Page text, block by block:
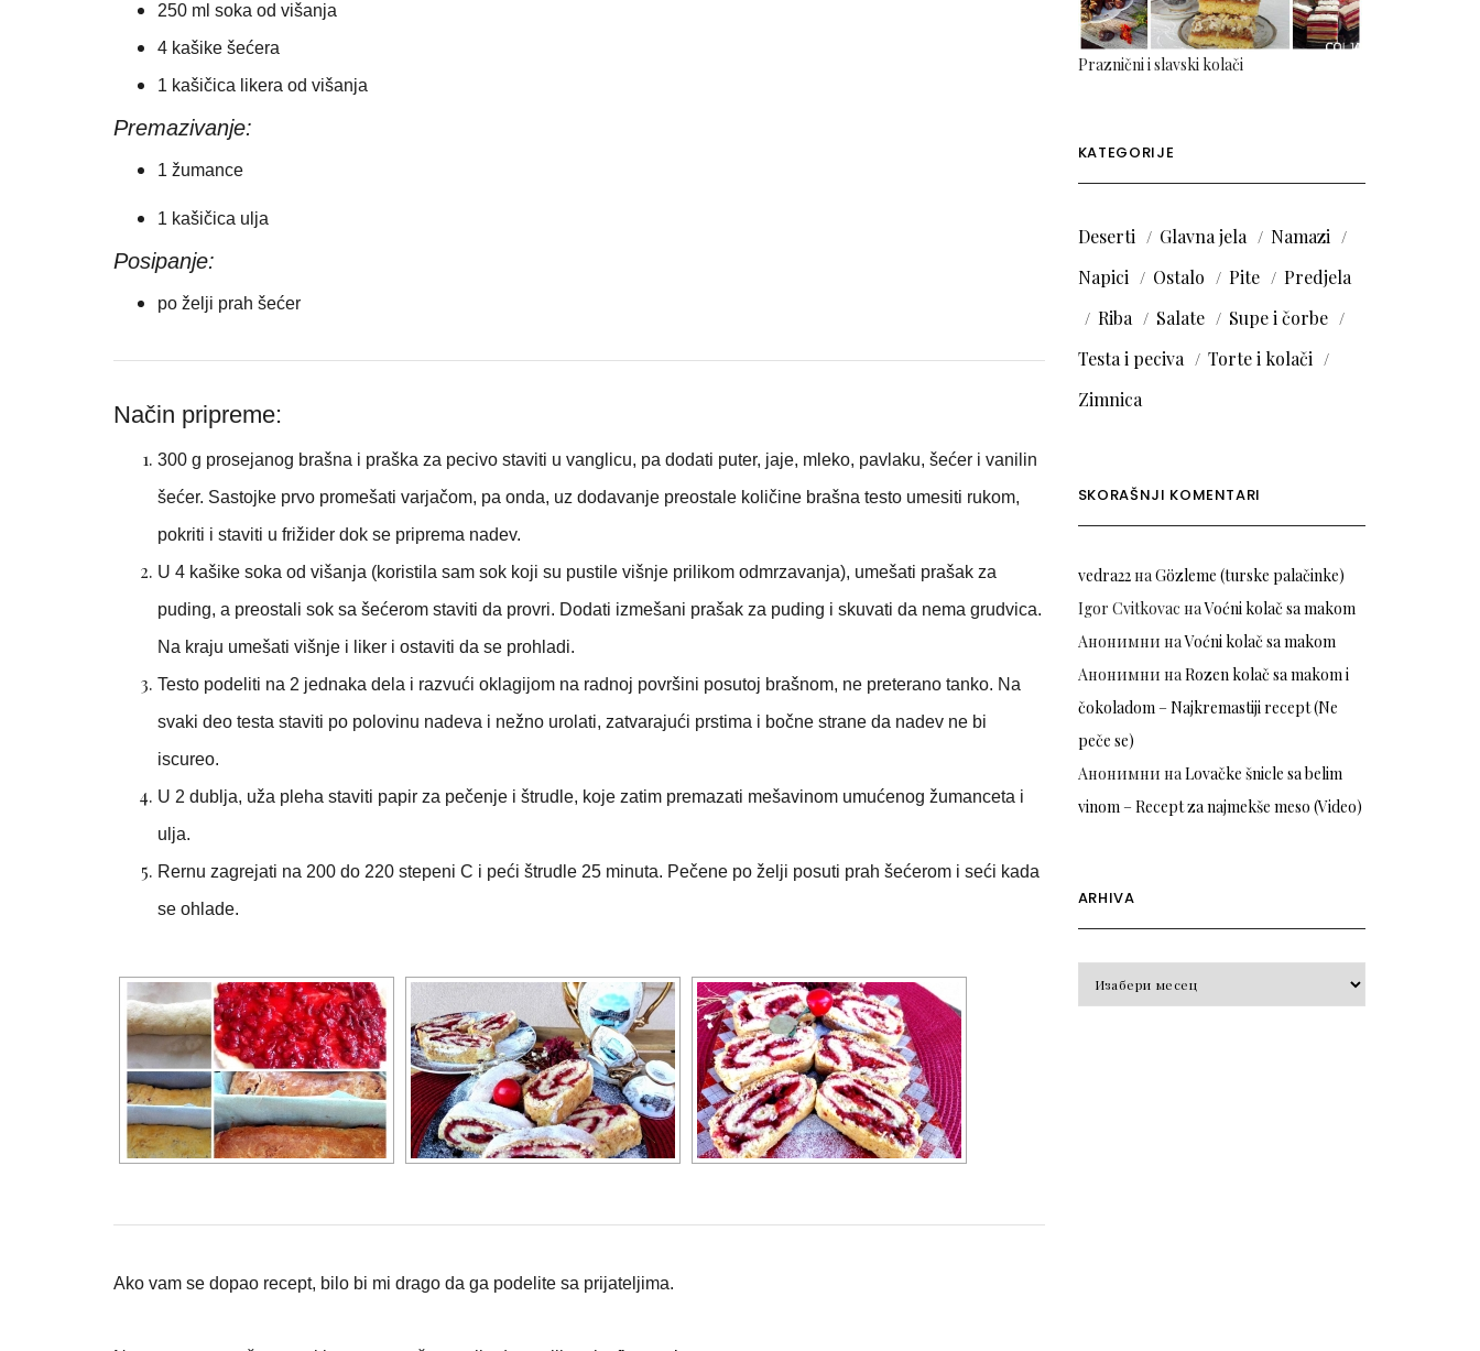
250 ml soka od višanja
4 kašike šećera
1 kašičica likera od višanja
Premazivanje:
1 žumance
1 kašičica ulja
Posipanje:
po želji prah šećer
Način pripreme:
300 g prosejanog brašna i praška za pecivo staviti u vanglicu, pa dodati puter, jaje, mleko, pavlaku, šećer i vanilin
šećer. Sastojke prvo promešati varjačom, pa onda, uz dodavanje preostale količine brašna testo umesiti rukom,
pokriti i staviti u frižider dok se priprema nadev.
U 4 kašike soka od višanja (koristila sam sok koji su pustile višnje prilikom odmrzavanja), umešati prašak za
puding, a preostali sok sa šećerom staviti da provri. Dodati izmešani prašak za puding i skuvati da nema grudvica.
Na kraju umešati višnje i liker i ostaviti da se prohladi.
Testo podeliti na 2 jednaka dela i razvući oklagijom na radnoj površini posutoj brašnom, ne preterano tanko. Na
svaki deo testa staviti po polovinu nadeva i nežno urolati, zatvarajući prstima i bočne strane da nadev ne bi
iscureo.
U 2 dublja, uža pleha staviti papir za pečenje i štrudle, koje zatim premazati mešavinom umućenog žumanceta i
ulja.
Rernu zagrejati na 200 do 220 stepeni C i peći štrudle 25 minuta. Pečene po želji posuti prah šećerom i seći kada
se ohlade.
Ako vam se dopao recept, bilo bi mi drago da ga podelite sa prijateljima.
Praznični i slavski kolači
KATEGORIJE
Deserti Glavna jela
Namazi
Napici
Ostalo Pite
Predjela
Riba
Salate
Supe i čorbe
Testa i peciva
Torte i kolači
Zimnica
SKORAŠNJI KOMENTARI
vedra22наGözleme (turske palačinke)
Igor Cvitkovac наVoćni kolač sa makom
Анонимни наVoćni kolač sa makom
Анонимни наRozen kolač sa makom i
čokoladom – Najkremastiji recept (Ne
peče se)
Анонимни наLovačke šnicle sa belim
vinom – Recept za najmekše meso (Video)
ARHIVA